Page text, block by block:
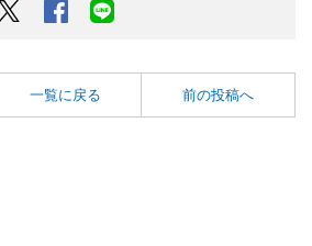
Twitter Facebook
一覧に戻る 前の投稿へ